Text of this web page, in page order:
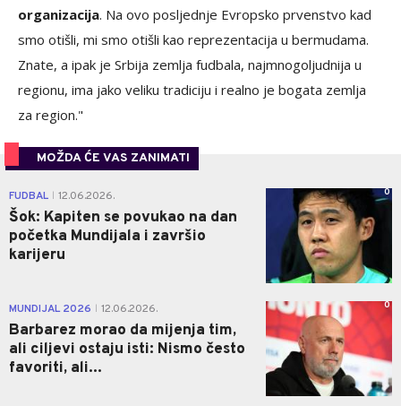
organizacija. Na ovo posljednje Evropsko prvenstvo kad
smo otišli, mi smo otišli kao reprezentacija u bermudama.
Znate, a ipak je Srbija zemlja fudbala, najmnogoljudnija u
regionu, ima jako veliku tradiciju i realno je bogata zemlja
za region."
MOŽDA ĆE VAS ZANIMATI
FUDBAL 12.06.2026.
Šok: Kapiten se povukao na dan
početka Mundijala i završio
karijeru
0
MUNDIJAL 2026 12.06.2026.
Barbarez morao da mijenja tim,
ali ciljevi ostaju isti: Nismo često
favoriti, ali...
0